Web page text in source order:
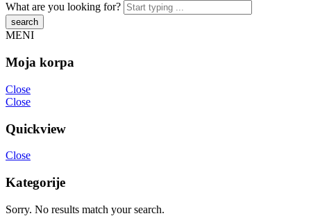
What are you looking for?
MENI
Moja korpa
Close
Close
Quickview
Close
Kategorije
Sorry. No results match your search.